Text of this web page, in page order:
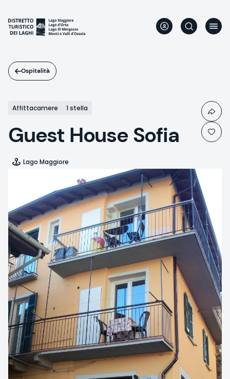
contenuto
principale
Ospitalità
Affittacamere 1 stella
Guest House Sofia
Lago Maggiore